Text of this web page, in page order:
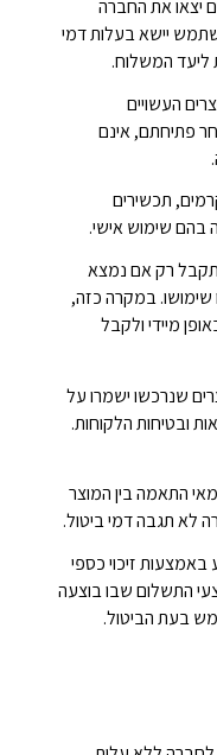
יצאו את החברה
יישא בעלות דמי
המשלוח.
העשויים
פתיחתם, אינם
תכשירים
בהם שימוש אישי.
רק אם נמצא
במקרה כזה,
מיידי ולקבל
שנרכשו ישמרו על
ובטיחות הלקוחות.
התאמה בין המוצר
לא תגבה דמי ביטול.
זיכוי כספי
התשלום שבו בוצעה
בעת הביטול.